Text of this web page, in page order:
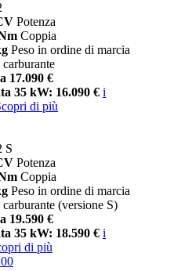
Potenza
Coppia
Peso in ordine di marcia
carburante
17.090 €
35 kW: 16.090 € i
di più
S
Potenza
Coppia
Peso in ordine di marcia
carburante (versione S)
19.590 €
35 kW: 18.590 € i
di più